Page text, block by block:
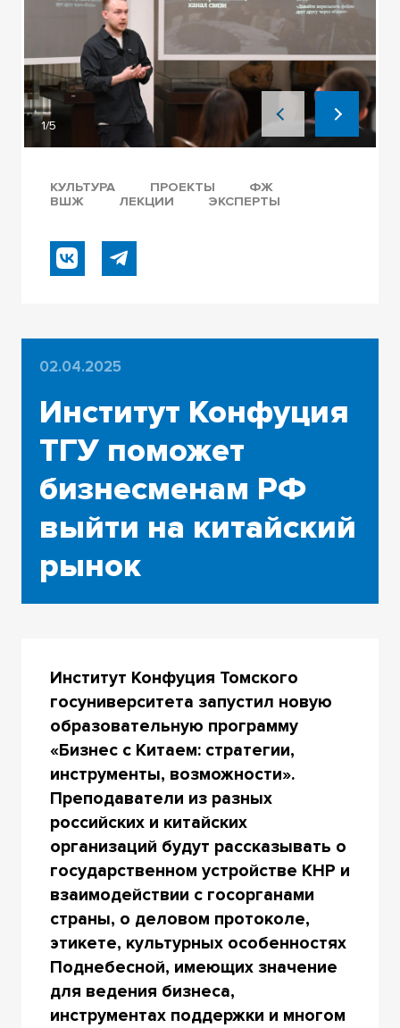
1/5
КУЛЬТУРА ПРОЕКТЫ
ФЖ
ВШЖ
ЛЕКЦИИ ЭКСПЕРТЫ
02.04.2025
Институт Конфуция
ТГУ поможет
бизнесменам РФ
выйти на китайский
рынок
Институт Конфуция Томского
госуниверситета запустил новую
образовательную программу
«Бизнес с Китаем: стратегии,
инструменты, возможности».
Преподаватели из разных
российских и китайских
организаций будут рассказывать о
государственном устройстве КНР и
взаимодействии с госорганами
страны, о деловом протоколе,
этикете, культурных особенностях
Поднебесной, имеющих значение
для ведения бизнеса,
инструментах поддержки и многом